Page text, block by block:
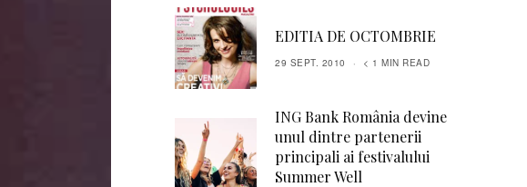
EDITIA DE OCTOMBRIE
29 SEPT. 2010 < 1 MIN READ
ING Bank România devine
unul dintre partenerii
principali ai festivalului
Summer Well